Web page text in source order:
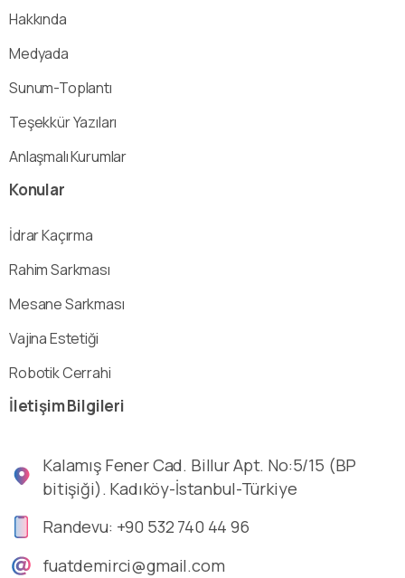
Hakkında
Medyada
Sunum-Toplantı
Teşekkür Yazıları
Anlaşmalı Kurumlar
Konular
İdrar Kaçırma
Rahim Sarkması
Mesane Sarkması
Vajina Estetiği
Robotik Cerrahi
İletişimBilgileri
Kalamış Fener Cad. Billur Apt. No:5/15 (BP
bitişiği). Kadıköy-İstanbul-Türkiye
Randevu: +90 532 740 44 96
fuatdemirci@gmail.com